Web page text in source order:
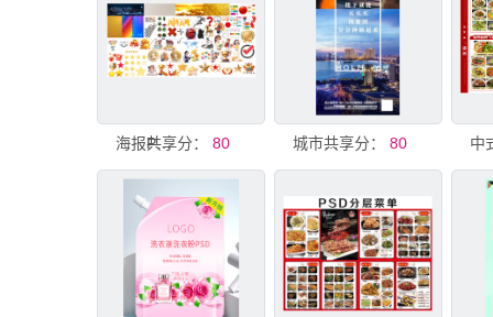
海报PSD素材
共享分： 80 城市夜景高清PSD分层素材
共享分： 80